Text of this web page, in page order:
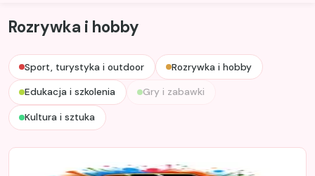
Rozrywka i hobby
Sport, turystyka i outdoor Rozrywka i hobby
Edukacja i szkolenia Gry i zabawki
Kultura i sztuka